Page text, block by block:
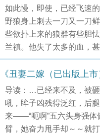
如此慢，即使，已经飞速
野狼身上刺去一刀又一刀
些欲扑上来的狼群有些胆
兰禛。他失了太多的血，
《丑妻二嫁（已出版上
导读：…已经来不及，被
吼，眸子凶残得泛红，后
来——“呃啊”五六头身强体
臂，她奋力甩手却～～就